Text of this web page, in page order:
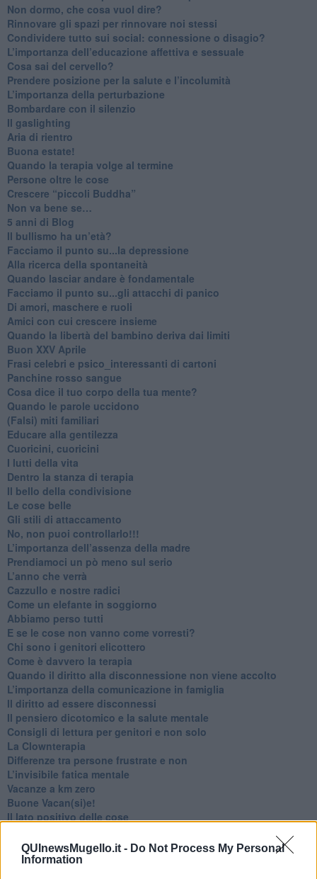
QUInewsMugello.it - Do Not Process My Personal
Information
Non dormo, che cosa vuol dire?
​Rinnovare gli spazi per rinnovare noi stessi
​Condividere tutto sui social: connessione o disagio?
​L’importanza dell’educazione affettiva e sessuale
​Cosa sai del cervello?
Prendere posizione per la salute e l’incolumità
L’importanza della perturbazione
​Bombardare con il silenzio
Il gaslighting
Aria di rientro
Buona estate!
​Quando la terapia volge al termine
​Persone oltre le cose
​Crescere “piccoli Buddha”
Non va bene se…
​5 anni di Blog
​Il bullismo ha un’età?
Facciamo il punto su...la depressione
​Alla ricerca della spontaneità
​Quando lasciar andare è fondamentale
Facciamo il punto su...gli attacchi di panico
Di amori, maschere e ruoli
​Amici con cui crescere insieme
​Quando la libertà del bambino deriva dai limiti
Buon XXV Aprile
​Frasi celebri e psico_interessanti di cartoni
​Panchine rosso sangue
​Cosa dice il tuo corpo della tua mente?
​Quando le parole uccidono
​(Falsi) miti familiari
​Educare alla gentilezza
​Cuoricini, cuoricini
I lutti della vita
​Dentro la stanza di terapia
​Il bello della condivisione
Le cose belle
​Gli stili di attaccamento
No, non puoi controllarlo!!!
​L’importanza dell’assenza della madre
​Prendiamoci un pò meno sul serio
​L’anno che verrà
​Cazzullo e nostre radici
​Come un elefante in soggiorno
​Abbiamo perso tutti
E se le cose non vanno come vorresti?
​Chi sono i genitori elicottero
Come è davvero la terapia
Quando il diritto alla disconnessione non viene accolto
​L’importanza della comunicazione in famiglia
​Il diritto ad essere disconnessi
​Il pensiero dicotomico e la salute mentale
​Consigli di lettura per genitori e non solo
​La Clownterapia
​Differenze tra persone frustrate e non
L’invisibile fatica mentale
Vacanze a km zero
​Buone Vacan(si)e!
​Il lato positivo delle cose
​Quello che alle mamme non dicono
Adultescenza